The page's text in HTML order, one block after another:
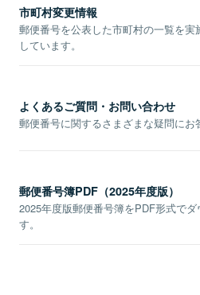
市町村変更情報
郵便番号を公表した市町村の一覧を
しています。
よくあるご質問・お問い合わせ
郵便番号に関するさまざまな疑問にお
郵便番号簿PDF（2025年度版）
2025年度版郵便番号簿をPDF形式でダ
す。